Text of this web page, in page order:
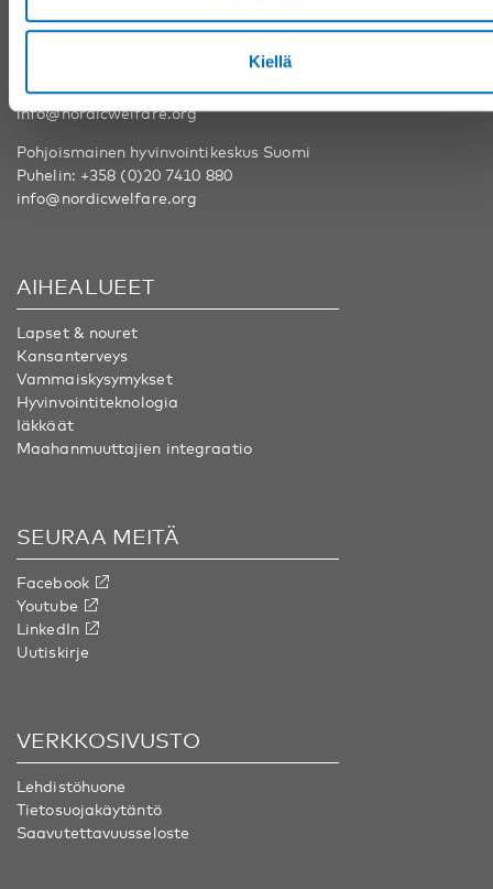
Kiellä
YHTEYSTIEDOT
Puhelin:+46 8 545 536 00
info@nordicwelfare.org
Pohjoismainen hyvinvointikeskus Suomi
Puhelin: +358 (0)20 7410 880
info@nordicwelfare.org
AIHEALUEET
Lapset & nouret
Kansanterveys
Vammaiskysymykset
Hyvinvointiteknologia
Iäkkäät
Maahanmuuttajien integraatio
SEURAA MEITÄ
Facebook
Youtube
LinkedIn
Uutiskirje
VERKKOSIVUSTO
Lehdistöhuone
Tietosuojakäytäntö
Saavutettavuusseloste